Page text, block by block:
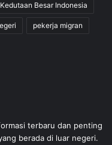
Kedutaan Besar Indonesia
pekerja migran
terbaru dan penting
berada di luar negeri.